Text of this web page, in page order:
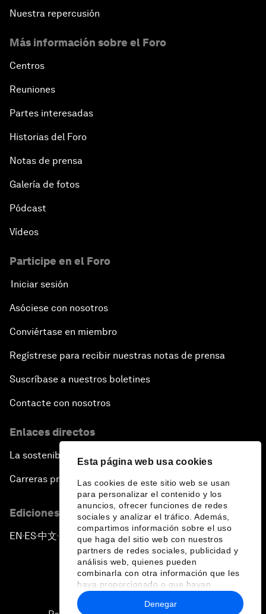
Esta página web usa cookies
Las cookies de este sitio web se usan
para personalizar el contenido y los
anuncios, ofrecer funciones de redes
sociales y analizar el tráfico. Además,
compartimos información sobre el uso
que haga del sitio web con nuestros
partners de redes sociales, publicidad y
análisis web, quienes pueden
combinarla con otra información que les
haya proporcionado o que hayan
recopilado a partir del uso que haya
hecho de sus servicios.
Denegar
Nuestra repercusión
Más información sobre el Foro
Centros
Reuniones
Partes interesadas
Historias del Foro
Notas de prensa
Galería de fotos
Pódcast
Vídeos
Participe en el Foro
Iniciar sesión
Asóciese con nosotros
Conviértase en miembro
Regístrese para recibir nuestras notas de prensa
Suscríbase a nuestros boletines
Contacte con nosotros
Enlaces directos
La sostenibilidad en el Foro
Carreras profesionales
Ediciones en otros idiomas
EN ▪ES▪中文▪ 日本語